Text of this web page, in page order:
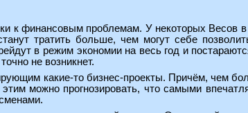
к финансовым проблемам. У некоторых Весов в
тратить больше, чем могут себе
в режим экономии на весь год и
не возникнет.
какие-то бизнес-проекты. Причём, чем
можно прогнозировать, что самыми